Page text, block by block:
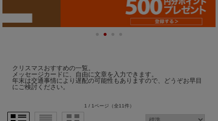
クリスマスおすすめの一覧。
メッセージカードに、自由に文章を入力できます。
年末は交通事情により遅配の可能性もありますので、どうぞお早目
にご検討ください。
1 / 1ページ （全11件）